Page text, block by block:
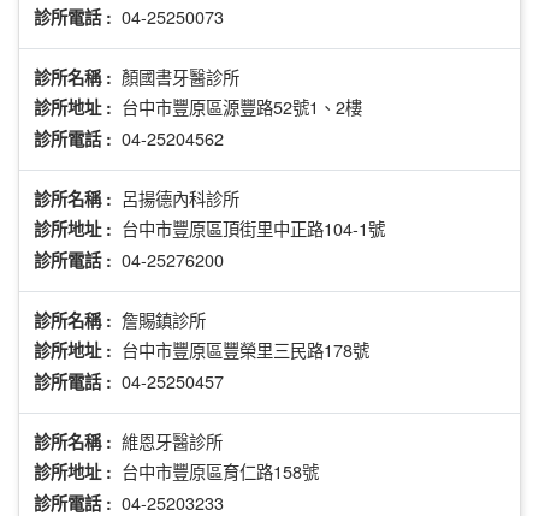
診所電話 : 04-25250073
診所名稱 : 顏國書牙醫診所
診所地址 : 台中市豐原區源豐路52號1、2樓
診所電話 : 04-25204562
診所名稱 : 呂揚德內科診所
診所地址 : 台中市豐原區頂街里中正路104-1號
診所電話 : 04-25276200
診所名稱 : 詹賜鎮診所
診所地址 : 台中市豐原區豐榮里三民路178號
診所電話 : 04-25250457
診所名稱 : 維恩牙醫診所
診所地址 : 台中市豐原區育仁路158號
診所電話 : 04-25203233